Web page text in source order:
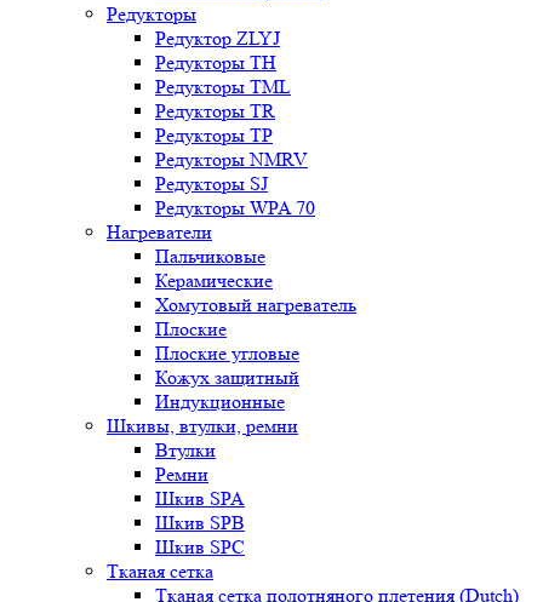
Редукторы
Редуктор ZLYJ
Редукторы TH
Редукторы TML
Редукторы TR
Редукторы TP
Редукторы NMRV
Редукторы SJ
Редукторы WPA 70
Нагреватели
Пальчиковые
Керамические
Хомутовый нагреватель
Плоские
Плоские угловые
Кожух защитный
Индукционные
Шкивы, втулки, ремни
Втулки
Ремни
Шкив SPA
Шкив SPB
Шкив SPC
Тканая сетка
Тканая сетка полотняного плетения (Dutch)